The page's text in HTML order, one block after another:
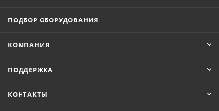
ПОДБОР ОБОРУДОВАНИЯ
КОМПАНИЯ
ПОДДЕРЖКА
КОНТАКТЫ